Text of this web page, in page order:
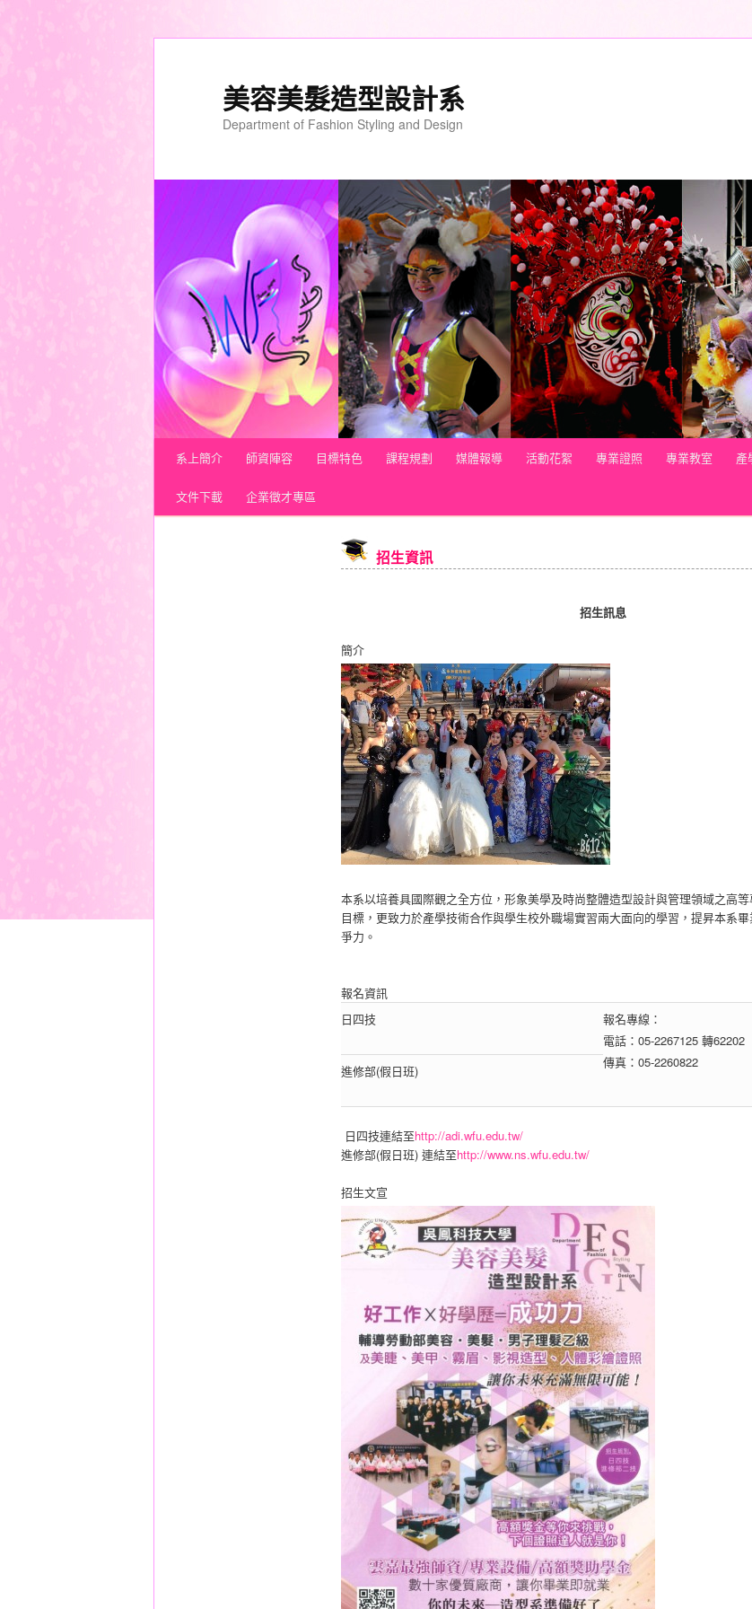
美容美髮造型設計系
Department of Fashion Styling and Design
Skip to primary content
Skip to secondary content
系上簡介 師資陣容 目標特色 課程規劃 媒體報導 活動花絮 專業證照 專業教室 產
文件下載 企業徵才專區
招生資訊
招生訊息
簡介
本系以培養具國際觀之全方位，形象美學及時尚整體造型設計與管理領域之高
目標，更致力於產學技術合作與學生校外職場實習兩大面向的學習，提昇本系
爭力。
報名資訊
日四技
報名專線：
電話：05-2267125 轉62202
傳真：05-2260822
進修部(假日班)
日四技連結至http://adi.wfu.edu.tw/
進修部(假日班) 連結至http://www.ns.wfu.edu.tw/
招生文宣